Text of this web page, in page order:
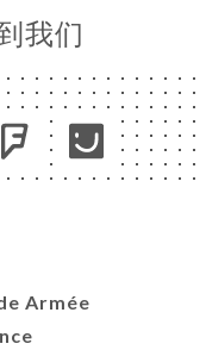
我们
Armée